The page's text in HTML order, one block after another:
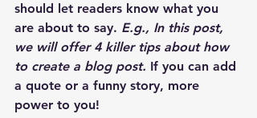
should let readers know what you
are about to say. E.g., In this post,
we will offer 4 killer tips about how
to create a blog post. If you can add
a quote or a funny story, more
power to you!